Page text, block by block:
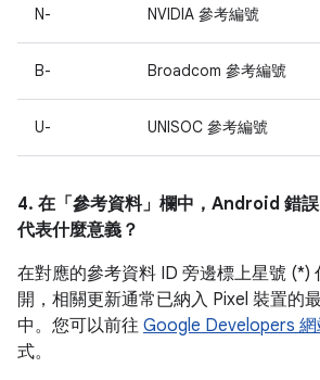
N- NVIDIA 參考編號
B- Broadcom 參考編號
U- UNISOC 參考編號
4. 在「參考資料」 欄中，Android 錯
代表什麼意義？
在對應的參考資料 ID 旁邊標上星號 (*)
開，相關更新通常已納入 Pixel 裝置的
中。您可以前往 Google Developers
式。